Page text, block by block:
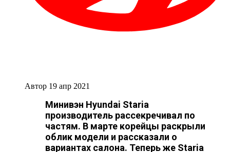
Автор 19 апр 2021
Минивэн Hyundai Staria
производитель рассекречивал по
частям. В марте корейцы раскрыли
облик модели и рассказали о
вариантах салона. Теперь же Staria